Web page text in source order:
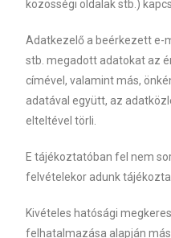
közösségi oldalak stb.)
Adatkezelő a beérkezett e-
stb. megadott adatokat az
címével, valamint más,
adatával együtt, az
elteltével törli.
E tájékoztatóban fel nem
felvételekor adunk
Kivételes hatósági
felhatalmazása alapján